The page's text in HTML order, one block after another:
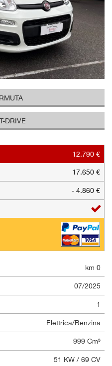
DRIVE
12.790 €
17.650 €
- 4.860 €
km 0
07/2025
1
Elettrica/Benzina
999 Cm³
51 KW / 69 CV